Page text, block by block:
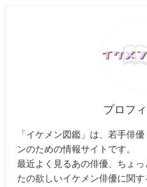
プロフ
「イケメン図鑑」は、若手俳
ンのための情報サイトです。
最近よく見るあの俳優、ちょ
たの欲しいイケメン俳優に関